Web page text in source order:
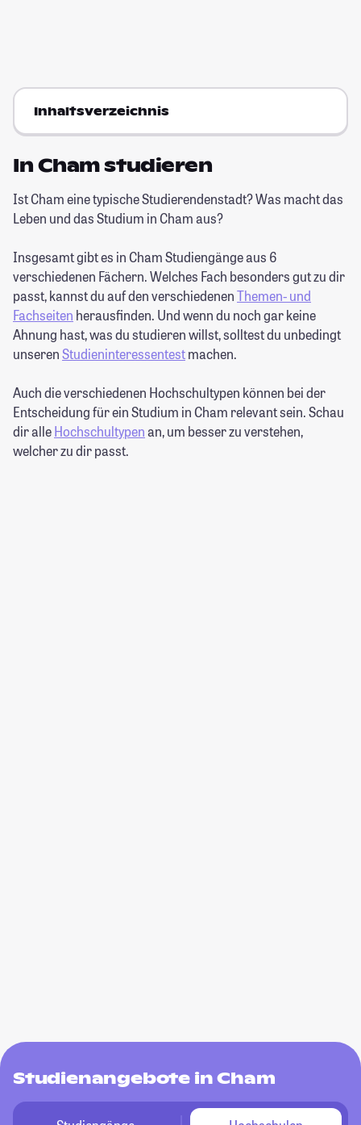
Inhaltsverzeichnis
In Cham studieren
Ist Cham eine typische Studierendenstadt? Was macht das
Leben und das Studium in Cham aus?
Insgesamt gibt es in Cham Studiengänge aus 6
verschiedenen Fächern. Welches Fach besonders gut zu dir
passt, kannst du auf den verschiedenenThemen- und
Fachseiten herausfinden. Und wenn du noch gar keine
Ahnung hast, was du studieren willst, solltest du unbedingt
unserenStudieninteressentestmachen.
Auch die verschiedenen Hochschultypen können bei der
Entscheidung für ein Studium in Cham relevant sein. Schau
dir alleHochschultypenan, um besser zu verstehen,
welcher zu dir passt.
Studienangebote in Cham